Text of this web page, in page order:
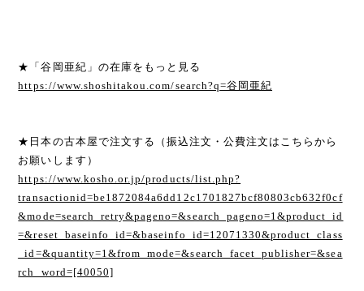
★「谷岡亜紀」の在庫をもっと見る
https://www.shoshitakou.com/search?q=谷岡亜紀
★日本の古本屋で注文する（振込注文・公費注文はこちらから
お願いします）
https://www.kosho.or.jp/products/list.php?
transactionid=be1872084a6dd12c1701827bcf80803cb632f0cf
&mode=search_retry&pageno=&search_pageno=1&product_id
=&reset_baseinfo_id=&baseinfo_id=12071330&product_class
_id=&quantity=1&from_mode=&search_facet_publisher=&sea
rch_word=[40050]